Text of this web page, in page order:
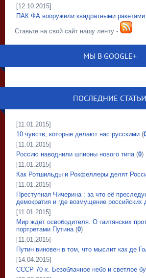
[12.10.2015]
ПАК ФА вооружили квадратными ракетами
Ставьте на свой сайт нашу ленту -
МЫ В GOOGLE+
ПОСЛЕДНИЕ СТАТЬИ
[11.01.2015]
10 чувств, которые делают нас русскими (
[11.01.2015]
Россию наводнили шпионы нового типа (0)
[11.01.2015]
Как Ротшильды и Рокфеллеры делят
[11.01.2015]
Преступная Чичерина : за что её
демократия и где возмущение российских
[11.01.2015]
Мир ждёт освободителя. О гаитянских
портретами Путина (0)
[11.01.2015]
Путин виновен в том, что мыслит как де
[14.04.2015]
СССР 70-х. Безоблачное небо и светлое